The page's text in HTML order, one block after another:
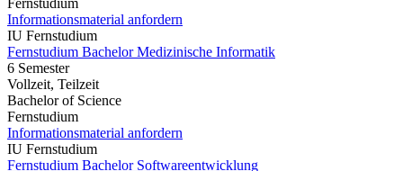
Informationsmaterial anfordern
IU Fernstudium
Fernstudium Bachelor Medizinische Informatik
6 Semester
Vollzeit, Teilzeit
Bachelor of Science
Fernstudium
Informationsmaterial anfordern
IU Fernstudium
Fernstudium Bachelor Softwareentwicklung